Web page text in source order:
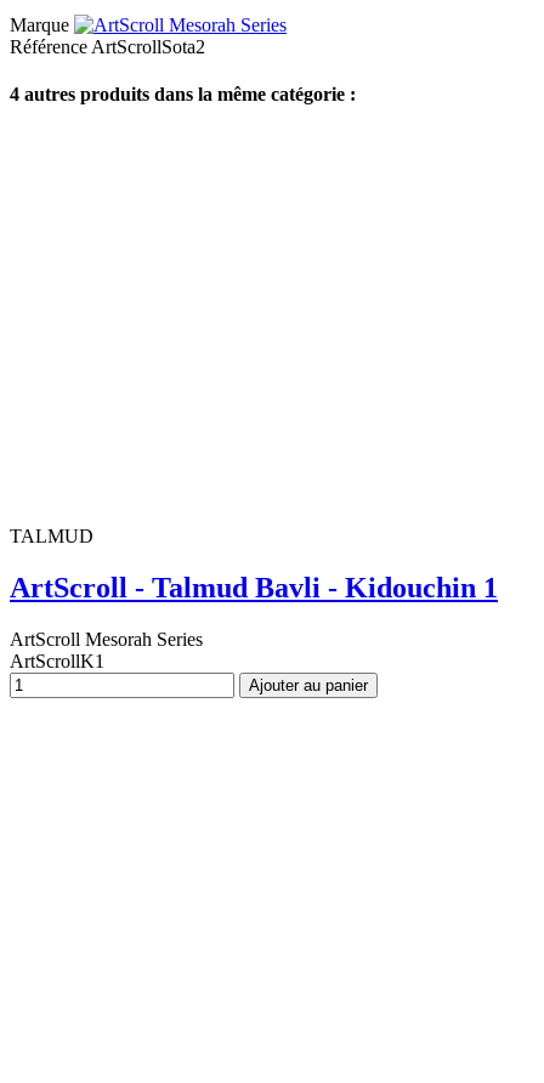
Marque
Référence ArtScrollSota2
4 autres produits dans la même catégorie :
TALMUD
ArtScroll - Talmud Bavli - Kidouchin 1
ArtScroll Mesorah Series
ArtScrollK1
Ajouter au panier